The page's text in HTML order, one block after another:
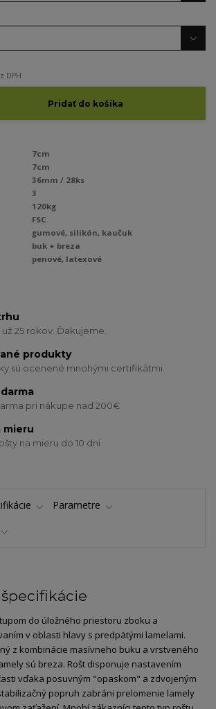
DPH
Pridať do košíka
7cm
7cm
36mm / 28ks
3
120kg
FSC
gumové, silikón, kaučuk
buk + breza
penové, latexové
už 25 rokov. Ďakujeme.
produkty
sú ocenené mnohými certifikátmi.
pri nákupe nad 200€
mieru
na mieru do 10 dní
Parametre
do úložného priestoru zboku a
v oblasti hlavy s predpätými lamelami.
z kombinácie masívneho buku a vrstveného
sú breza. Rošt disponuje nastavením
vďaka posuvným "opaskom" a zdvojeným
popruh zabráni prelomenie lamely